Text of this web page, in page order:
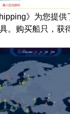
》为您提
。购买船只，获